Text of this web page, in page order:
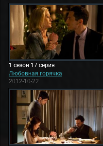
1 сезон 17 серия
Любовная горячка
2012-10-22